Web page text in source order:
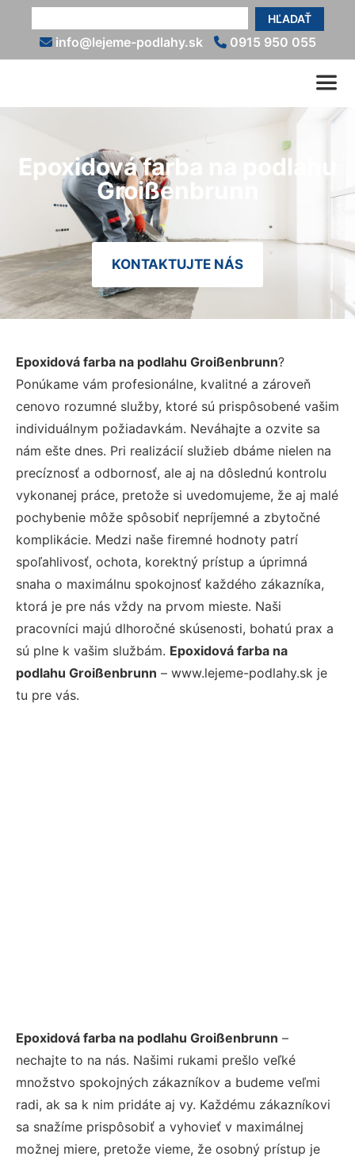
HĽADAŤ
info@lejeme-podlahy.sk 0915 950 055
Epoxidová farba na podlahu
Groißenbrunn
KONTAKTUJTE NÁS
Epoxidová farba na podlahu Groißenbrunn?
Ponúkame vám profesionálne, kvalitné a zároveň
cenovo rozumné služby, ktoré sú prispôsobené vašim
individuálnym požiadavkám. Neváhajte a ozvite sa
nám ešte dnes. Pri realizácií služieb dbáme nielen na
precíznosť a odbornosť, ale aj na dôslednú kontrolu
vykonanej práce, pretože si uvedomujeme, že aj malé
pochybenie môže spôsobiť nepríjemné a zbytočné
komplikácie. Medzi naše firemné hodnoty patrí
spoľahlivosť, ochota, korektný prístup a úprimná
snaha o maximálnu spokojnosť každého zákazníka,
ktorá je pre nás vždy na prvom mieste. Naši
pracovníci majú dlhoročné skúsenosti, bohatú prax a
sú plne k vašim službám. Epoxidová farba na
podlahu Groißenbrunn – www.lejeme-podlahy.sk je
tu pre vás.
Epoxidová farba na podlahu Groißenbrunn –
nechajte to na nás. Našimi rukami prešlo veľké
množstvo spokojných zákazníkov a budeme veľmi
radi, ak sa k nim pridáte aj vy. Každému zákazníkovi
sa snažíme prispôsobiť a vyhovieť v maximálnej
možnej miere, pretože vieme, že osobný prístup je